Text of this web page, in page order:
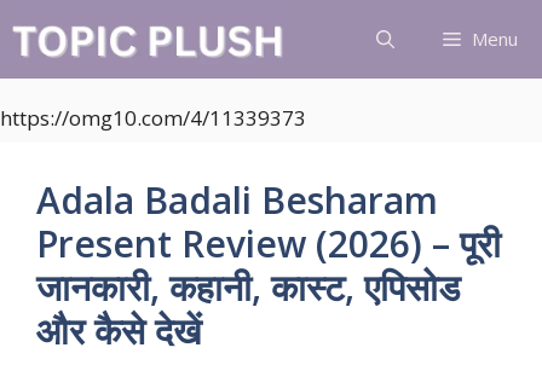
content
Menu
https://omg10.com/4/11339373
Adala Badali Besharam
Present Review (2026) – पूरी
जानकारी, कहानी, कास्ट, एपिसोड
और कैसे देखें